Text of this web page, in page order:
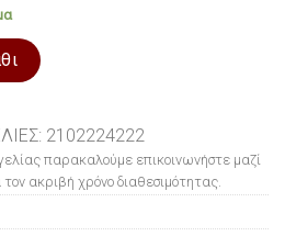
2102224222
παρακαλούμε επικοινωνήστε μαζί
ακριβή χρόνο διαθεσιμότητας.